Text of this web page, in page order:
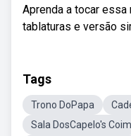
Aprenda a tocar
tablaturas e versão
Tags
Trono DoPapa
Sala DosCapelo's